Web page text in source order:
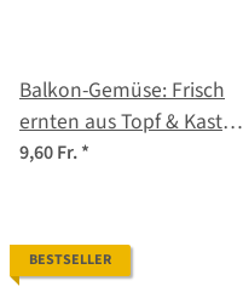
Balkon-Gemüse: Frisch
ernten aus Topf & Kasten
- Samenset Nr.14
9,60 Fr.*
BESTSELLER